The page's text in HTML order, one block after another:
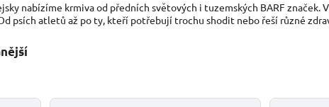
nabízíme krmiva od předních světových i tuzemských BARF značek.
psích atletů až po ty, kteří potřebují trochu shodit nebo řeší různé